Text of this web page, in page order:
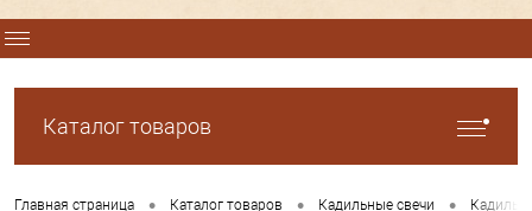
Каталог товаров
Главная страница • Каталог товаров • Кадильные свечи •